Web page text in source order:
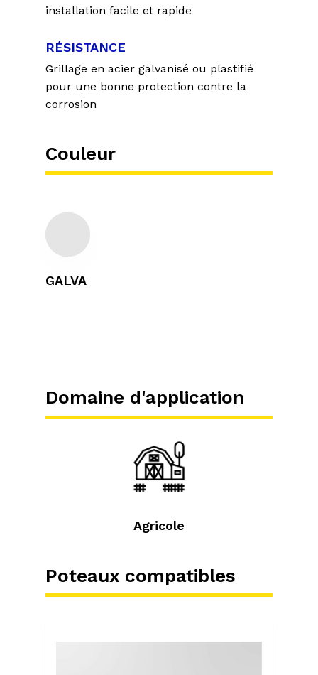
installation facile et rapide
RÉSISTANCE
Grillage en acier galvanisé ou plastifié
pour une bonne protection contre la
corrosion
Couleur
GALVA
Domaine d'application
Agricole
Poteaux compatibles